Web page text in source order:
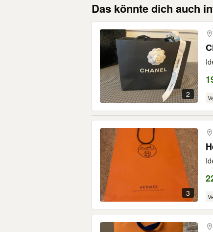
Das könnte dich auch
2
3